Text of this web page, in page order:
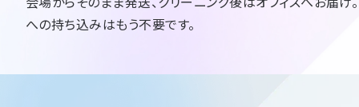
への持ち込みはもう不要です。